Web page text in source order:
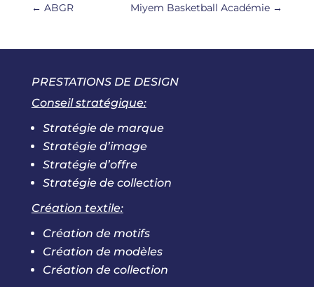
← ABGR Miyem Basketball Académie →
PRESTATIONS DE DESIGN
Conseil stratégique:
Stratégie de marque
Stratégie d’image
Stratégie d’offre
Stratégie de collection
Création textile:
Création de motifs
Création de modèles
Création de collection